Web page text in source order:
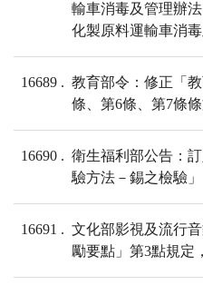
輸車消毒及管理辦
化製原料運輸車消毒
16689
教育部令：修正「
條、第6條、第7條
16690
衛生福利部公告：
驗方法－錫之檢驗
16691
文化部影視及流行
勵要點」第3點規定